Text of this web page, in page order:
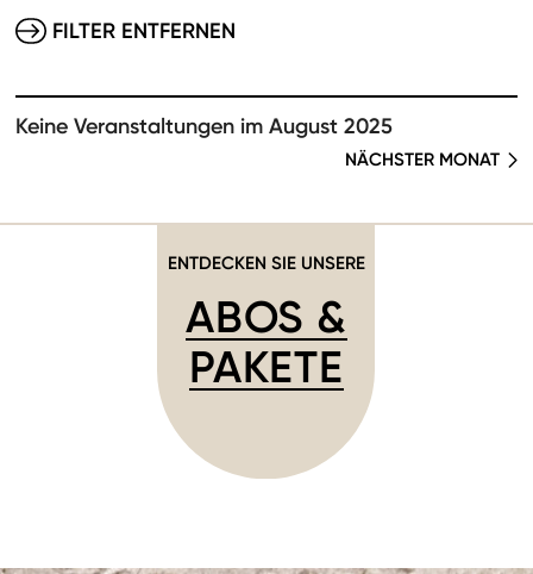
FILTER ENTFERNEN
Keine Veranstaltungen im August 2025
NÄCHSTER MONAT
ENTDECKEN SIE UNSERE
ABOS &
PAKETE